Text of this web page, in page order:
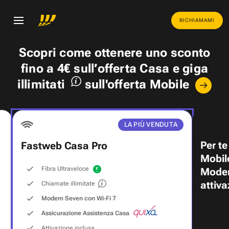
RICHIAMAMI
Scopri come ottenere uno sconto
fino a 4€ sull’offerta Casa egiga
illimitati
sull'offerta Mobile
LA PIÙ VENDUTA
Fastweb Casa Pro
Fibra Ultraveloce
Chiamate illimitate
Modem Seven con Wi‑Fi 7
Assicurazione Assistenza Casa
Per